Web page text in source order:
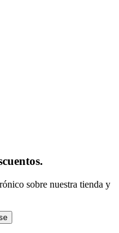
sobre nuestra tienda y